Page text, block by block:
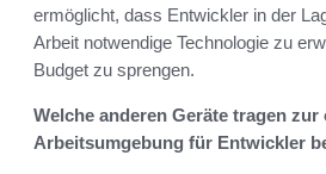
ermöglicht, dass Entwickler in der
Arbeit notwendige Technologie zu
Budget zu sprengen.
Welche anderen Geräte tragen zur
Arbeitsumgebung für Entwickler